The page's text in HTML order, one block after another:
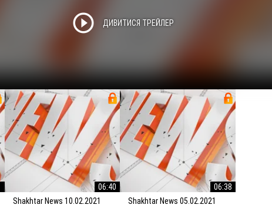
play_circle_outline ДИВИТИСЯ ТРЕЙЛЕР
06:40
Shakhtar News 10.02.2021
06:38
Shakhtar News 05.02.2021